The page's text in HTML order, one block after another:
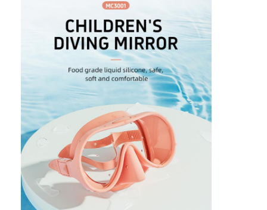
Pedaços de natação
Conjunto de máscara de snorkel
Acessórios de mergulho